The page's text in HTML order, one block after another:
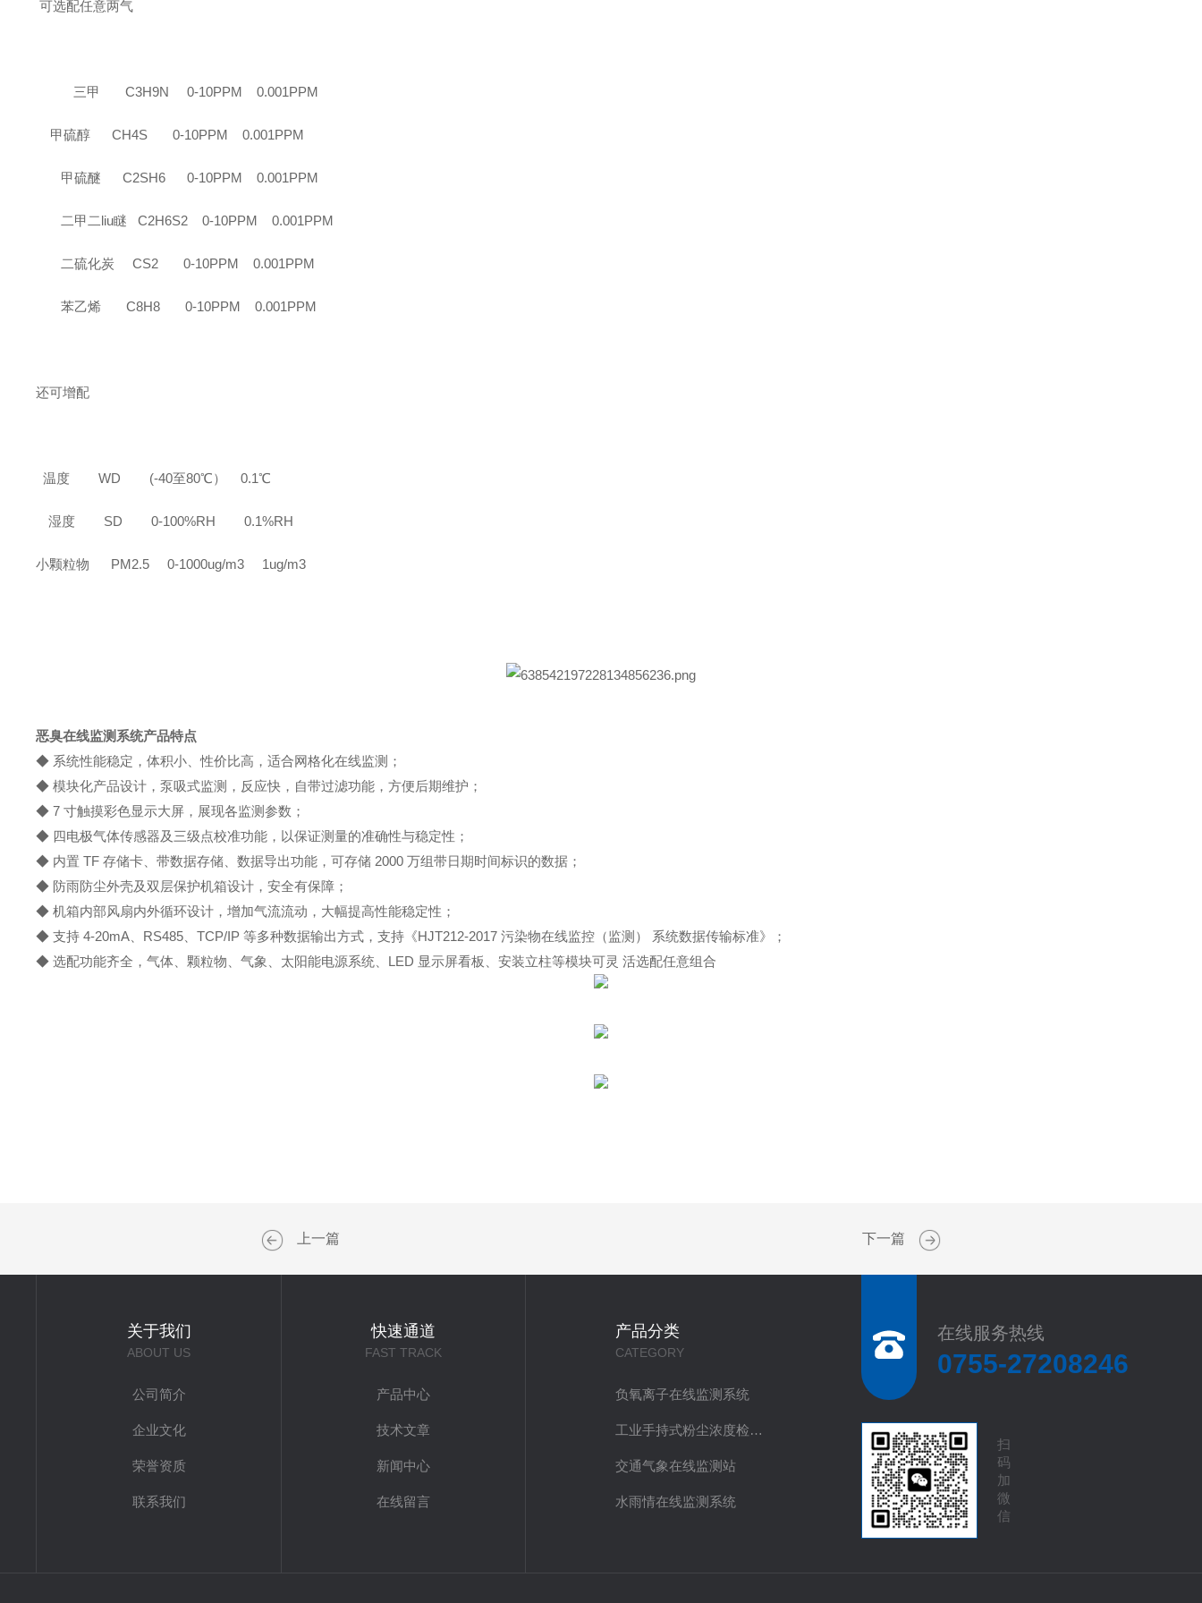
可选配任意两气
三甲 C3H9N 0-10PPM 0.001PPM
甲硫醇 CH4S 0-10PPM 0.001PPM
甲硫醚 C2SH6 0-10PPM 0.001PPM
二甲二liu瞇C2H6S2 0-10PPM 0.001PPM
二硫化炭 CS2 0-10PPM 0.001PPM
苯乙烯 C8H8 0-10PPM 0.001PPM
还可增配
温度 WD (-40至80℃） 0.1℃
湿度 SD 0-100%RH 0.1%RH
小颗粒物 PM2.5 0-1000ug/m3 1ug/m3
恶臭在线监测系统产品特点
◆ 系统性能稳定，体积小、性价比高，适合网格化在线监测；
◆ 模块化产品设计，泵吸式监测，反应快，自带过滤功能，方便后期维护；
◆ 7 寸触摸彩色显示大屏，展现各监测参数；
◆ 四电极气体传感器及三级点校准功能，以保证测量的准确性与稳定性；
◆ 内置 TF 存储卡、带数据存储、数据导出功能，可存储 2000 万组带日期时间标识的数据；
◆ 防雨防尘外壳及双层保护机箱设计，安全有保障；
◆ 机箱内部风扇内外循环设计，增加气流流动，大幅提高性能稳定性；
◆ 支持 4-20mA、RS485、TCP/IP 等多种数据输出方式，支持《HJT212-2017 污染物在线监控（监测） 系统数据传输标准》；
◆ 选配功能齐全，气体、颗粒物、气象、太阳能电源系统、LED 显示屏看板、安装立柱等模块可灵 活选配任意组合
上一篇 下一篇
关于我们
ABOUT US
公司简介
企业文化
荣誉资质
联系我们
快速通道
FAST TRACK
产品中心
技术文章
新闻中心
在线留言
产品分类
CATEGORY
负氧离子在线监测系统
工业手持式粉尘浓度检测仪
交通气象在线监测站
水雨情在线监测系统
在线服务热线
0755-27208246
扫
码
加
微
信